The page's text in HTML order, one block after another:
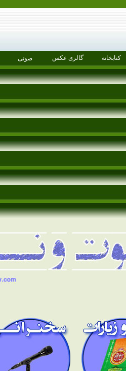
کتابخانه گالری عکس صوتی